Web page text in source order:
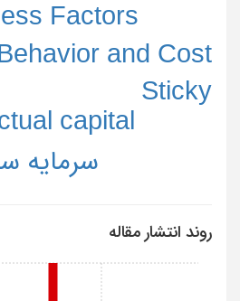
Factors
and Cost
Sticky
capital
سرمایه
روند انتشار مقاله